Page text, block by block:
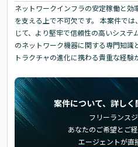
ネットワークインフラの安定稼働と
を支える上で不可欠です。 本案件で
じて、より堅牢で信頼性の高いシス
のネットワーク機器に関する専門知識
トラクチャの進化に携わる貴重な経験
案件について、詳しく
フリーランスジ
あなたのご希望とご
エージェントが直